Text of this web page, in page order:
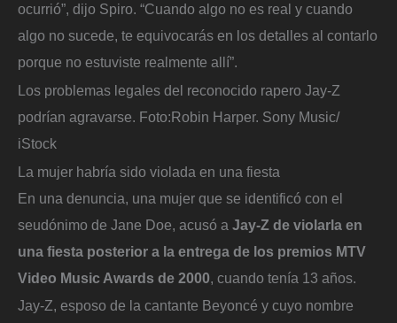
ocurrió”, dijo Spiro. “Cuando algo no es real y cuando
algo no sucede, te equivocarás en los detalles al contarlo
porque no estuviste realmente allí”.
Los problemas legales del reconocido rapero Jay-Z
podrían agravarse. Foto:Robin Harper. Sony Music/
iStock
La mujer habría sido violada en una fiesta
En una denuncia, una mujer que se identificó con el
seudónimo de Jane Doe, acusó a Jay-Z de violarla en
una fiesta posterior a la entrega de los premios MTV
Video Music Awards de 2000 , cuando tenía 13 años.
Jay-Z, esposo de la cantante Beyoncé y cuyo nombre